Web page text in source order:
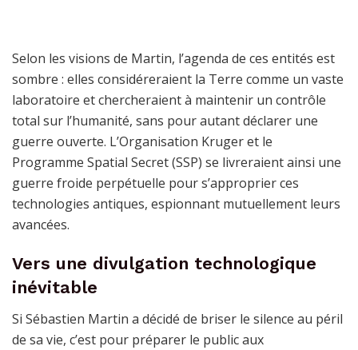
Selon les visions de Martin, l’agenda de ces entités est
sombre : elles considéreraient la Terre comme un vaste
laboratoire et chercheraient à maintenir un contrôle
total sur l’humanité, sans pour autant déclarer une
guerre ouverte. L’Organisation Kruger et le
Programme Spatial Secret (SSP) se livreraient ainsi une
guerre froide perpétuelle pour s’approprier ces
technologies antiques, espionnant mutuellement leurs
avancées.
Vers une divulgation technologique
inévitable
Si Sébastien Martin a décidé de briser le silence au péril
de sa vie, c’est pour préparer le public aux